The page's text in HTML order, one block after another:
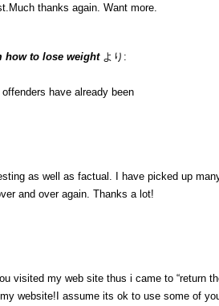
thanks again. Want more.
how to lose weight より:
have already been
as well as factual. I have picked up
and over again. Thanks a lot!
visited my web site thus i came to “return
website!I assume its ok to use some of